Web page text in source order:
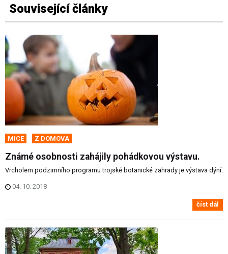
Související články
MICE Z DOMOVA
Známé osobnosti zahájily pohádkovou výstavu.
Vrcholem podzimního programu trojské botanické zahrady je výstava dýní.
04. 10. 2018
číst dál